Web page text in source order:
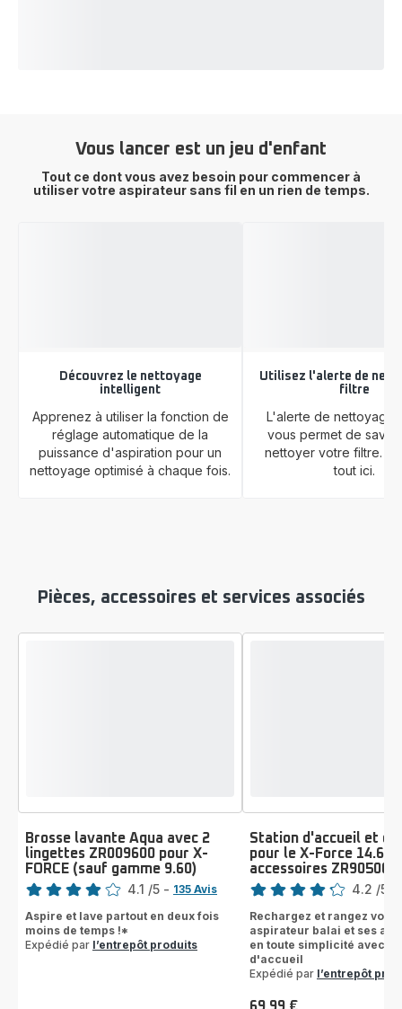
Vous lancer est un jeu d'enfant
Tout ce dont vous avez besoin pour commencer à
utiliser votre aspirateur sans fil en un rien de temps.
Découvrez le nettoyage
intelligent
Apprenez à utiliser la fonction de
réglage automatique de la
puissance d'aspiration pour un
nettoyage optimisé à chaque fois.
Utilisez l'alerte de
filtre
L'alerte de nettoyage
vous permet de
nettoyer votre filtre.
tout ici.
Pièces, accessoires et services associés
Brosse lavante Aqua avec 2
lingettes ZR009600 pour X-
FORCE (sauf gamme 9.60)
Note
4.1 /5 - 135 Avis
Aspire et lave partout en deux fois
moins de temps !*
Expédié par l’entrepôt produits
Station d'accueil et de
pour le X-Force 14.60
accessoires ZR905003
Note
4.2 /5
Rechargez et rangez votre
aspirateur balai et ses
en toute simplicité avec
d'accueil
Expédié par l’entrepôt